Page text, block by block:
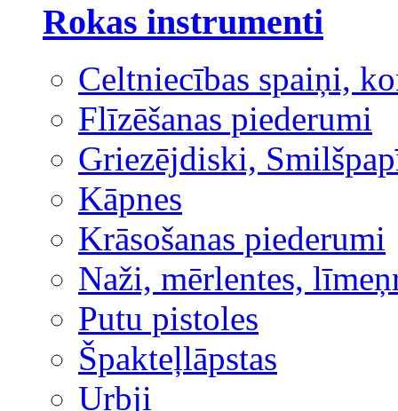
Rokas instrumenti
Celtniecības spaiņi,
Flīzēšanas piederumi
Griezējdiski,
Kāpnes
Krāsošanas piederumi
Naži, mērlentes,
Putu pistoles
Špakteļlāpstas
Urbji